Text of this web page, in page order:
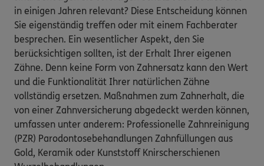
in einigen Jahren relevant? Diese Entscheidung können
Sie eigenständig treffen oder mit einem Fachberater
besprechen. Ein wesentlicher Aspekt, den Sie
berücksichtigen sollten, ist der Erhalt Ihrer eigenen
Zähne. Denn keine Form von Zahnersatz kann den Wert
und die Funktionalität Ihrer natürlichen Zähne
vollständig ersetzen. Maßnahmen zum Zahnerhalt, die
von einer Zahnversicherung abgedeckt werden können,
umfassen unter anderem: Professionelle Zahnreinigung
(PZR) Parodontosebehandlungen Zahnfüllungen aus
Gold, Keramik oder Kunststoff Knirscherschienen